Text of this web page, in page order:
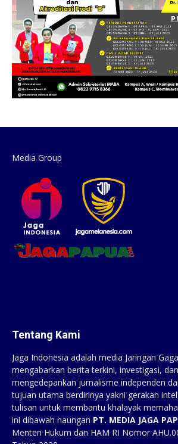
Media Group
Tentang Kami
Jaga Indonesia adalah media Jaringan
mengabarkan berita terkini, investigasi,
mengedepankan jurnalisme independen
tujuan utama berdirinya yakni gerakan
tulisan untuk membantu khalayak
ini dibawah naungan PT. MEDIA JAGA
Menteri Hukum dan HAM RI Nomor